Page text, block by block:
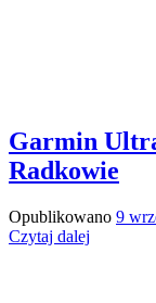
Garmin
Radkowie
Opublikowano 9
Czytaj dalej